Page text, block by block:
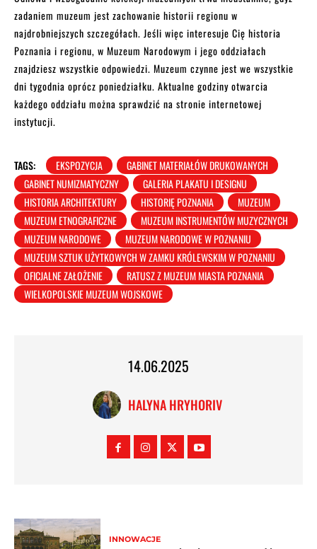
zadaniem muzeum jest zachowanie historii regionu w
najdrobniejszych szczegółach. Jeśli więc interesuje Cię historia
Poznania i regionu, w Muzeum Narodowym i jego oddziałach
znajdziesz wszystkie odpowiedzi. Muzeum czynne jest we wszystkie
dni tygodnia oprócz poniedziałku. Aktualne godziny otwarcia
każdego oddziału można sprawdzić na stronie internetowej
instytucji.
TAGS: EKSPOZYCJA
GABINET MATERIAŁÓW DRUKOWANYCH
GABINET NUMIZMATYCZNY
GALERIA PLAKATU I DESIGNU
HISTORIA ARCHITEKTURY
HISTORIĘ POZNANIA
MUZEUM
MUZEUM ETNOGRAFICZNE
MUZEUM INSTRUMENTÓW MUZYCZNYCH
MUZEUM NARODOWE
MUZEUM NARODOWE W POZNANIU
MUZEUM SZTUK UŻYTKOWYCH W ZAMKU KRÓLEWSKIM W POZNANIU
OFICJALNE ZAŁOŻENIE
RATUSZ Z MUZEUM MIASTA POZNANIA
WIELKOPOLSKIE MUZEUM WOJSKOWE
14.06.2025
HALYNA HRYHORIV
INNOWACJE